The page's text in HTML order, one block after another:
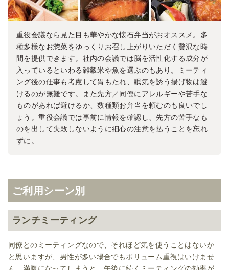
重役会議なら見た目も華やかな懐石弁当がおオススメ。多
種多様なお惣菜をゆっくりお召し上がりいただく贅沢な時
間を提供できます。社内の会議では脳を活性化する成分が
入っているといわる雑穀米や魚を選ぶのもあり。ミーティ
ング後の仕事も考慮して胃もたれ、眠気を誘う揚げ物は避
けるのが無難です。また先方／同僚にアレルギーや苦手な
ものがあれば避けるか、数種類お弁当を頼むのも良いでし
ょう。重役会議では事前に情報を確認し、先方の苦手なも
のを出して失敗しないように細心の注意を払うことを忘れ
ずに。
ご利用シーン別
ランチミーティング
同僚とのミーティングなので、それほど気を使うことはないか
と思いますが、男性が多い場合でもボリューム重視はいけませ